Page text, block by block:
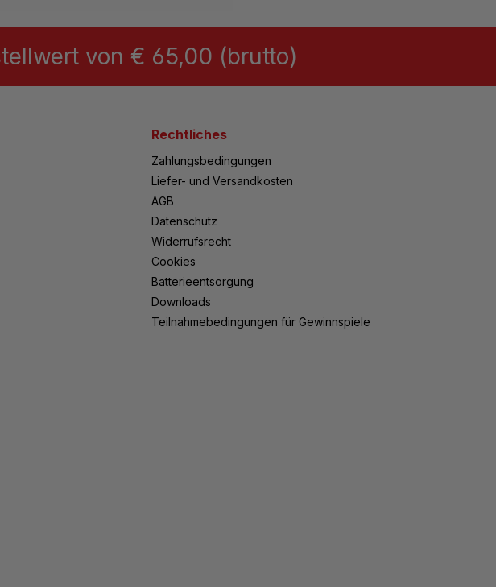
von € 65,00 (brutto)
Rechtliches
Zahlungsbedingungen
Liefer- und Versandkosten
AGB
Datenschutz
Widerrufsrecht
Cookies
Batterieentsorgung
Downloads
Teilnahmebedingungen für Gewinnspiele